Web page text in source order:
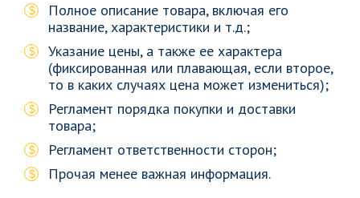
Полное описание товара, включая его
название, характеристики и т.д.;
Указание цены, а также ее характера
(фиксированная или плавающая, если второе,
то в каких случаях цена может измениться);
Регламент порядка покупки и доставки
товара;
Регламент ответственности сторон;
Прочая менее важная информация.